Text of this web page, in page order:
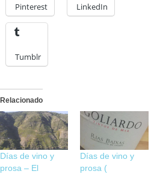
Pinterest LinkedIn
Tumblr
Relacionado
Días de vino y
prosa – El
Días de vino y
prosa (